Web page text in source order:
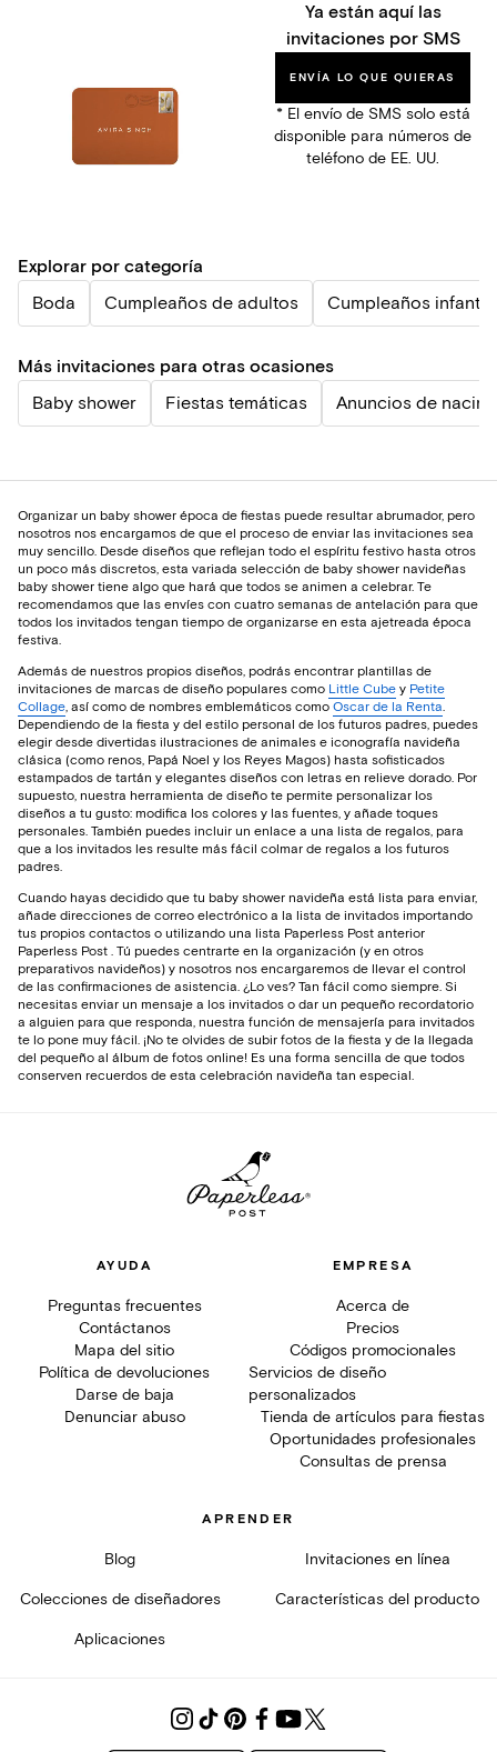
Ya están aquí las
invitaciones por SMS
ENVÍA LO QUE QUIERAS
* El envío de SMS solo está
disponible para números de
teléfono de EE. UU.
Explorar por categoría
Boda
Cumpleaños de adultos Cumpleaños
Más invitaciones para otras ocasiones
Baby shower
Fiestas temáticas Anuncios de
Organizar un baby shower época de fiestas puede resultar abrumador, pero
nosotros nos encargamos de que el proceso de enviar las invitaciones sea
muy sencillo. Desde diseños que reflejan todo el espíritu festivo hasta otros
un poco más discretos, esta variada selección de baby shower navideñas
baby shower tiene algo que hará que todos se animen a celebrar. Te
recomendamos que las envíes con cuatro semanas de antelación para que
todos los invitados tengan tiempo de organizarse en esta ajetreada época
festiva.
Además de nuestros propios diseños, podrás encontrar plantillas de
invitaciones de marcas de diseño populares como Little Cube y Petite
Collage, así como de nombres emblemáticos como Oscar de la Renta.
Dependiendo de la fiesta y del estilo personal de los futuros padres, puedes
elegir desde divertidas ilustraciones de animales e iconografía navideña
clásica (como renos, Papá Noel y los Reyes Magos) hasta sofisticados
estampados de tartán y elegantes diseños con letras en relieve dorado. Por
supuesto, nuestra herramienta de diseño te permite personalizar los
diseños a tu gusto: modifica los colores y las fuentes, y añade toques
personales. También puedes incluir un enlace a una lista de regalos, para
que a los invitados les resulte más fácil colmar de regalos a los futuros
padres.
Cuando hayas decidido que tu baby shower navideña está lista para enviar,
añade direcciones de correo electrónico a la lista de invitados importando
tus propios contactos o utilizando una lista Paperless Post anterior
Paperless Post . Tú puedes centrarte en la organización (y en otros
preparativos navideños) y nosotros nos encargaremos de llevar el control
de las confirmaciones de asistencia. ¿Lo ves? Tan fácil como siempre. Si
necesitas enviar un mensaje a los invitados o dar un pequeño recordatorio
a alguien para que responda, nuestra función de mensajería para invitados
te lo pone muy fácil. ¡No te olvides de subir fotos de la fiesta y de la llegada
del pequeño al álbum de fotos online! Es una forma sencilla de que todos
conserven recuerdos de esta celebración navideña tan especial.
AYUDA
Preguntas frecuentes
Contáctanos
Mapa del sitio
Política de devoluciones
Darse de baja
Denunciar abuso
EMPRESA
Acerca de
Precios
Códigos promocionales
Servicios de diseño
personalizados
Tienda de artículos para fiestas
Oportunidades profesionales
Consultas de prensa
APRENDER
Blog Invitaciones en línea
Colecciones de diseñadores Características del producto
Aplicaciones